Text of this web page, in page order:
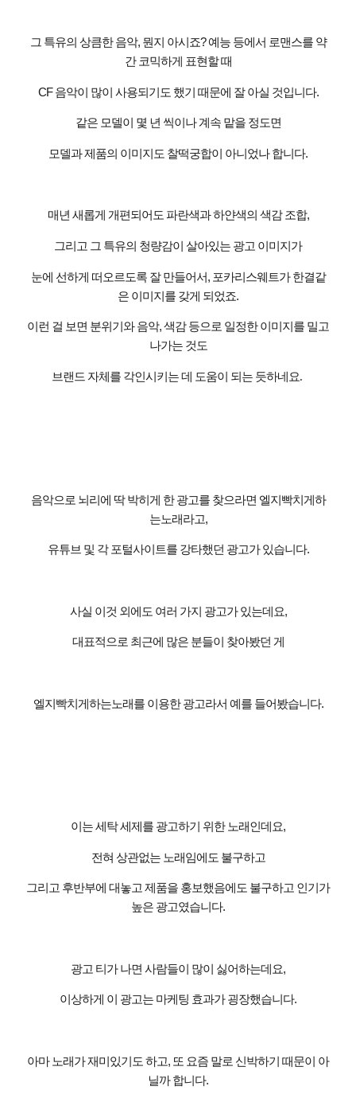
그 특유의 상큼한 음악, 뭔지 아시죠?예능 등에서 로맨스를 약
간 코믹하게 표현할 때
CF음악이 많이 사용되기도 했기 때문에 잘 아실 것입니다.
같은 모델이 몇 년 씩이나 계속 맡을 정도면
모델과 제품의 이미지도 찰떡궁합이 아니었나 합니다.
매년 새롭게 개편되어도 파란색과 하얀색의 색감 조합,
그리고 그 특유의 청량감이 살아있는 광고 이미지가
눈에 선하게 떠오르도록 잘 만들어서, 포카리스웨트가 한결같
은 이미지를 갖게 되었죠.
이런 걸 보면 분위기와 음악,색감 등으로 일정한 이미지를 밀고
나가는 것도
브랜드 자체를 각인시키는 데 도움이 되는 듯하네요.
음악으로 뇌리에 딱 박히게 한 광고를 찾으라면 엘지빡치게하
는노래라고,
유튜브 및 각 포털사이트를 강타했던 광고가 있습니다.
사실 이것 외에도 여러 가지 광고가 있는데요,
대표적으로 최근에 많은 분들이 찾아봤던 게
엘지빡치게하는노래를 이용한 광고라서 예를 들어봤습니다.
이는 세탁 세제를 광고하기 위한 노래인데요,
전혀 상관없는 노래임에도 불구하고
그리고 후반부에 대놓고 제품을 홍보했음에도 불구하고 인기가
높은 광고였습니다.
광고 티가 나면 사람들이 많이 싫어하는데요,
이상하게 이 광고는 마케팅 효과가 굉장했습니다.
아마 노래가 재미있기도 하고, 또 요즘 말로 신박하기 때문이 아
닐까 합니다.